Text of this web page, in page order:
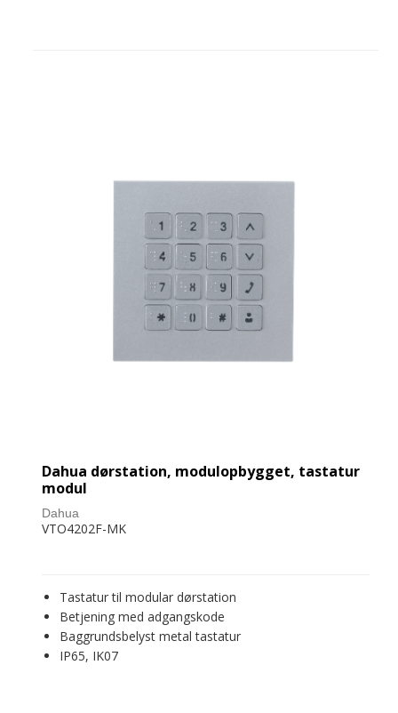
Dahua dørstation, modulopbygget, tastatur
modul
Dahua
VTO4202F-MK
Tastatur til modular dørstation
Betjening med adgangskode
Baggrundsbelyst metal tastatur
IP65, IK07